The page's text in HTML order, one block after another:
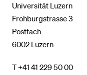
Universität Luzern
Frohburgstrasse 3
Postfach
6002 Luzern
T +41 41 229 50 00